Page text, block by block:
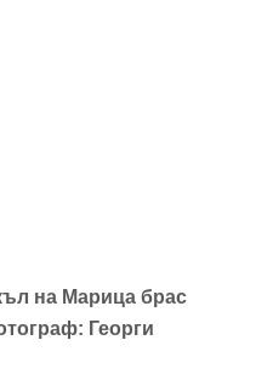
на Марица брас
Георги